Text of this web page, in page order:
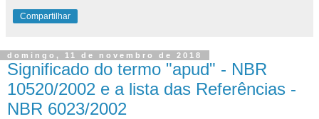
Compartilhar
domingo, 11 de novembro de 2018
Significado do termo "apud" - NBR
10520/2002 e a lista das Referências -
NBR 6023/2002